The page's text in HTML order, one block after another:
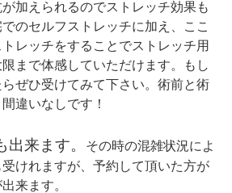
加えられるのでストレッチ効果も
のセルフストレッチに加え、ここ
レッチをすることでストレッチ用
まで体感していただけます。もし
ぜひ受けてみて下さい。術前と術
違いなしです！
来ます。
その時の混雑状況によ
けれますが、予約して頂いた方が
来ます。